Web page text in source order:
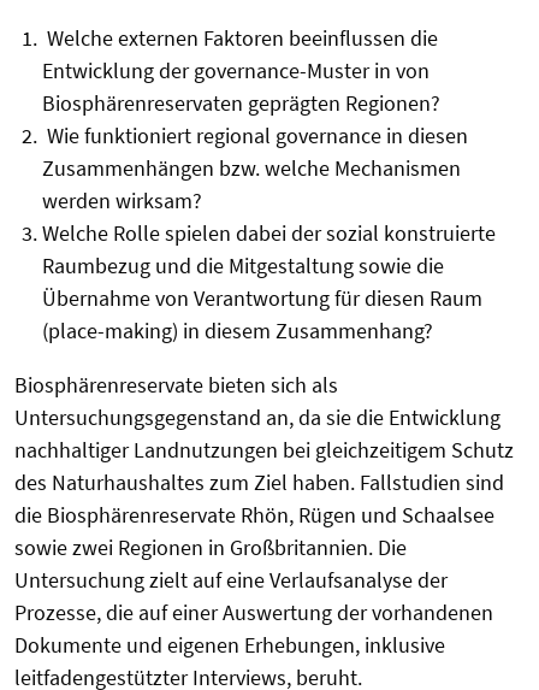
Welche externen Faktoren beeinflussen die
Entwicklung der governance-Muster in von
Biosphärenreservaten geprägten Regionen?
Wie funktioniert regional governance in diesen
Zusammenhängen bzw. welche Mechanismen
werden wirksam?
Welche Rolle spielen dabei der sozial konstruierte
Raumbezug und die Mitgestaltung sowie die
Übernahme von Verantwortung für diesen Raum
(place-making) in diesem Zusammenhang?
Biosphärenreservate bieten sich als
Untersuchungsgegenstand an, da sie die Entwicklung
nachhaltiger Landnutzungen bei gleichzeitigem Schutz
des Naturhaushaltes zum Ziel haben. Fallstudien sind
die Biosphärenreservate Rhön, Rügen und Schaalsee
sowie zwei Regionen in Großbritannien. Die
Untersuchung zielt auf eine Verlaufsanalyse der
Prozesse, die auf einer Auswertung der vorhandenen
Dokumente und eigenen Erhebungen, inklusive
leitfadengestützter Interviews, beruht.